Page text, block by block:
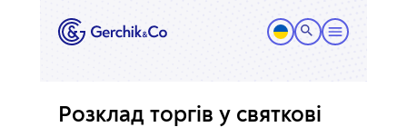
Розклад торгів у святкові